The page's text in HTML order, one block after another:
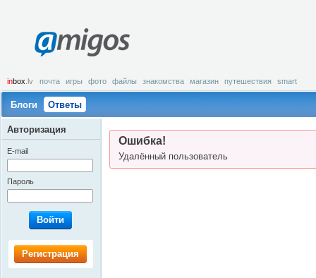
amigos
inbox .lv почта игры фото файлы знакомства магазин путешествия smart
Блоги Ответы
Ошибка!
Удалённый пользователь
Авторизация
E-mail
Пароль
Войти
Регистрация